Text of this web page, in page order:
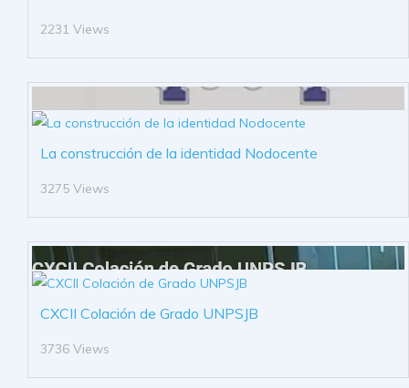
2231 Views
La construcción de la identidad Nodocente
3275 Views
CXCII Colación de Grado UNPSJB
3736 Views